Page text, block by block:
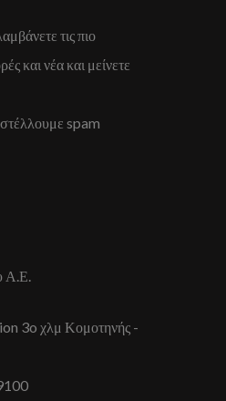
τις πιο
και νέα και μείνετε
spam
Α.Ε.
3o χλμ Κομοτηνής -